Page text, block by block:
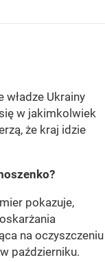
władze Ukrainy
w jakimkolwiek
że kraj idzie
pokazuje,
na oczyszczeniu
październiku.